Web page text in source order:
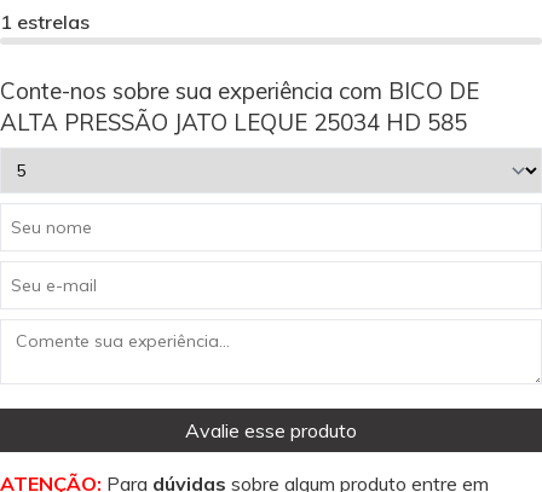
1 estrelas
Conte-nos sobre sua experiência com BICO DE
ALTA PRESSÃO JATO LEQUE 25034 HD 585
Avalie esse produto
ATENÇÃO: Para dúvidas sobre algum produto entre em